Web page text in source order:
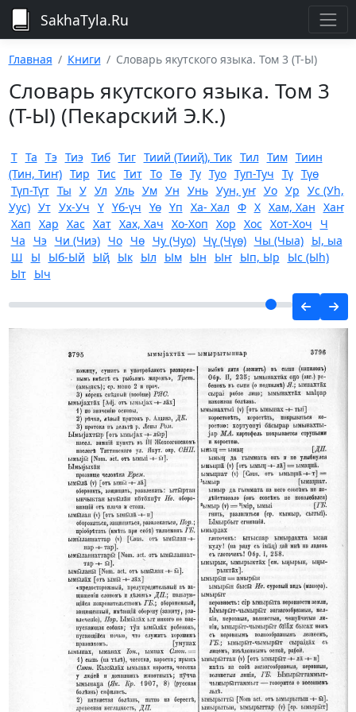
SakhaTyla.Ru
Главная Книги Словарь якутского языка. Том 3 (Т-Ы)
Словарь якутского языка. Том 3
(Т-Ы) (Пекарский Э.К.)
Т Та Тэ Тиэ Тиб Тиг Тиий (Тииҋ), Тик Тил Тим Тиин
(Тин, Тиҥ) Тир Тис Тит То Тө Ту Туо Туп-Туч Тү Түө
Түп-Түт Ты У Ул Уль Ум Ун Унь Уун, уҥ Уо Ур Ус (Уһ,
Уус) Ут Ух-Уч Ү Үб-үч Үө Үп Ха- Хал Ф Х Хам, Хан Хаҥ
Хап Хар Хас Хат Хах, Хач Хо-Хоп Хор Хос Хот-Хоч
Ч
Ча
Чэ Чи (Чиэ) Чо Чө Чу (Чуо) Чү (Чүө) Чы (Чыа)
Ы, ыа
Ш
Ы Ыб-Ый Ыҋ Ык Ыл Ым Ын Ыҥ Ып, Ыр
Ыс (Ыһ)
Ыт
Ыч